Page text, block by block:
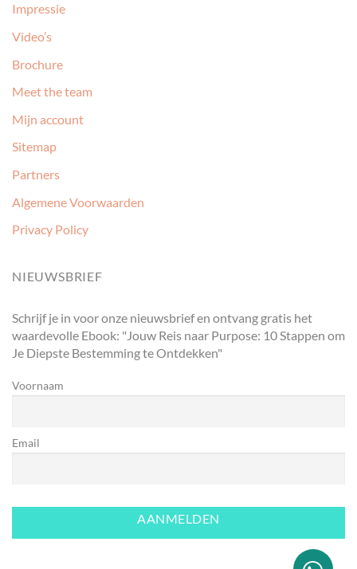
Impressie
Video’s
Brochure
Meet the team
Mijn account
Sitemap
Partners
Algemene Voorwaarden
Privacy Policy
NIEUWSBRIEF
Schrijf je in voor onze nieuwsbrief en ontvang gratis het
waardevolle Ebook: "Jouw Reis naar Purpose: 10 Stappen om
Je Diepste Bestemming te Ontdekken"
Voornaam
Email